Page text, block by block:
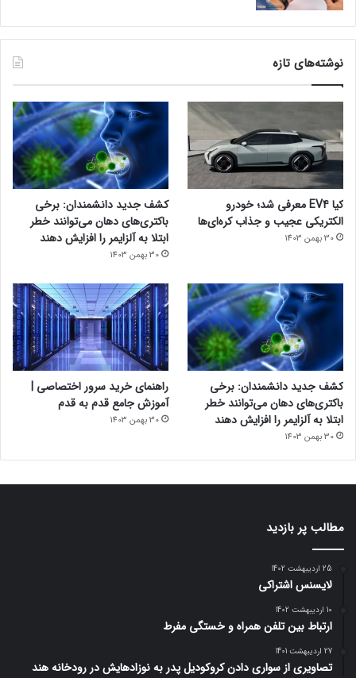
نوشته‌های تازه
کیا EV4 معرفی شد؛ خودرو
الکتریکی عجیب و جذاب کره‌ای‌ها
30 بهمن 1403
کشف جدید دانشمندان: برخی
باکتری‌های دهان می‌توانند خطر
ابتلا به آلزایمر را افزایش دهند
30 بهمن 1403
کشف جدید دانشمندان: برخی
باکتری‌های دهان می‌توانند خطر
ابتلا به آلزایمر را افزایش دهند
30 بهمن 1403
راهنمای خرید سرور اختصاصی |
آموزش جامع قدم به قدم
30 بهمن 1403
مطالب پر بازدید
25 اردیبهشت 1402
لایسنس اشتراکی
10 اردیبهشت 1402
ارتباط بین تلفن همراه و خستگی مفرط
27 اردیبهشت 1401
تصاویری از سواری دادن کروکودیل پدر به نوزادهایش در رودخانه هند